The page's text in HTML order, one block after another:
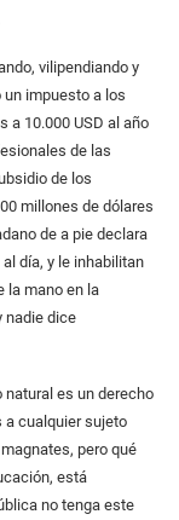
vilipendiando y
impuesto a los
a 10.000 USD al año
de las
de los
millones de dólares
de a pie declara
día, y le inhabilitan
la mano en la
nadie dice
natural es un derecho
a cualquier sujeto
pero qué
está
no tenga este